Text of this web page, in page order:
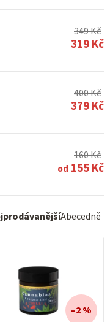
349 Kč
319 Kč
400 Kč
379 Kč
160 Kč
od 155 Kč
Abecedně
–2 %